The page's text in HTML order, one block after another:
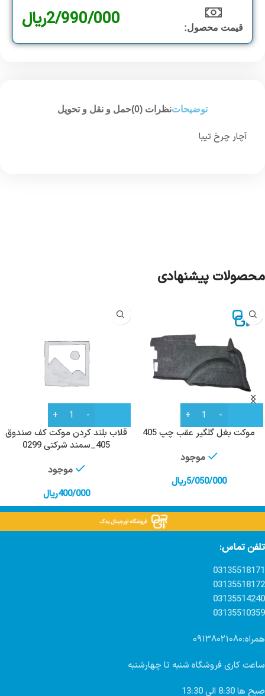
قیمت محصول:​ 2/990/000ریال
توضیحاتنظرات (0) حمل و نقل و تحویل
آچار چرخ تیبا
محصولات پیشنهادی
موکت بغل گلگیر عقب چپ 405
موجود
5/050/000ریال
قلاب بلند کردن موکت کف صندوق
405_سمند شرکتی 0299
موجود
400/000ریال
تلفن تماس:
03135518171
03135518172
03135514240
03135510359
همراه:۰۹۱۳۸۰۲۱۰۸۰
ساعت کاری فروشگاه شنبه تا چهارشنبه
صبح ها 8:30 الی 13:30